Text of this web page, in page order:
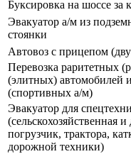
Буксировка на шоссе за
Эвакуатор а/м из
стоянки
Автовоз с прицепом
Перевозка раритетных
(элитных) автомобилей
(спортивных а/м)
Эвакуатор для
(сельскохозяйственная
погрузчик, трактора,
дорожной техники)